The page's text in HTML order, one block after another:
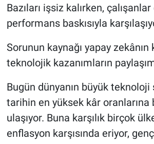
Bazıları işsiz kalırken,
performans baskısıyla
Sorunun kaynağı yapay
teknolojik kazanımların
Bugün dünyanın büyük
tarihin en yüksek kâr oranlarına
ulaşıyor. Buna karşılık birçok
enflasyon karşısında eriyor,